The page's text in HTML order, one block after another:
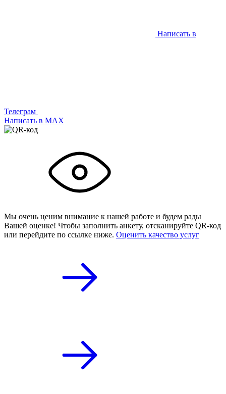
Написать в
Телеграм
Написать в МАХ
Мы очень ценим внимание к нашей работе и будем рады
Вашей оценке! Чтобы заполнить анкету, отсканируйте QR-код
или перейдите по ссылке ниже. Оценить качество услуг